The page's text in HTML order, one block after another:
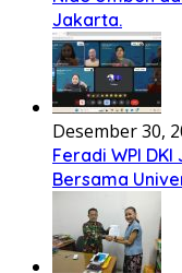
Jakarta.
Desember 30,
Feradi WPI DKI
Bersama